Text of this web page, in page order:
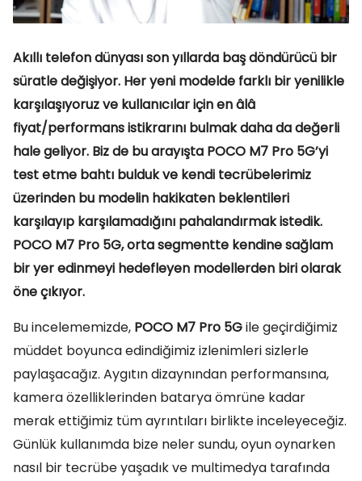
Akıllı telefon dünyası son yıllarda baş döndürücü bir
süratle değişiyor. Her yeni modelde farklı bir yenilikle
karşılaşıyoruz ve kullanıcılar için en âlâ
fiyat/performans istikrarını bulmak daha da değerli
hale geliyor. Biz de bu arayışta POCO M7 Pro 5G’yi
test etme bahtı bulduk ve kendi tecrübelerimiz
üzerinden bu modelin hakikaten beklentileri
karşılayıp karşılamadığını pahalandırmak istedik.
POCO M7 Pro 5G, orta segmentte kendine sağlam
bir yer edinmeyi hedefleyen modellerden biri olarak
öne çıkıyor.
Bu incelememizde, POCO M7 Pro 5Gile geçirdiğimiz
müddet boyunca edindiğimiz izlenimleri sizlerle
paylaşacağız. Aygıtın dizaynından performansına,
kamera özelliklerinden batarya ömrüne kadar
merak ettiğimiz tüm ayrıntıları birlikte inceleyeceğiz.
Günlük kullanımda bize neler sundu, oyun oynarken
nasıl bir tecrübe yaşadık ve multimedya tarafında